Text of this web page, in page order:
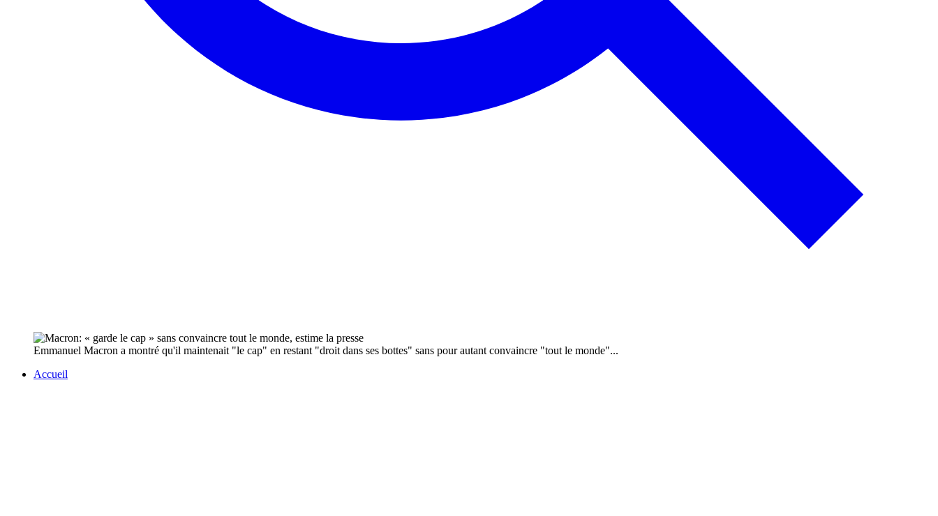
Emmanuel Macron a montré qu'il maintenait "le cap" en restant "droit dans ses bottes" sans pour autant convaincre "tout le monde"...
Accueil